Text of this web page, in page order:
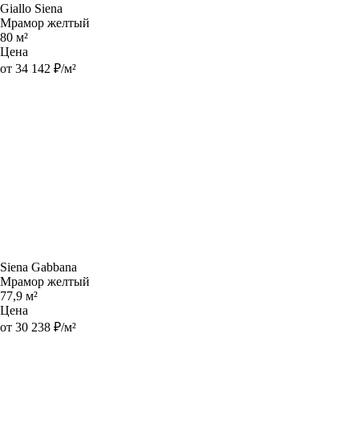
Giallo Siena
Мрамор желтый
80 м²
Цена
от 34 142 ₽/м²
Siena Gabbana
Мрамор желтый
77,9 м²
Цена
от 30 238 ₽/м²